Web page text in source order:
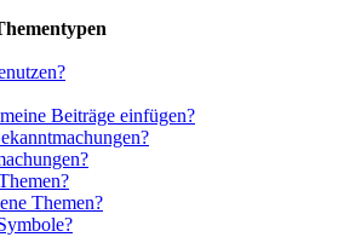
Beiträge einfügen?
Themen?